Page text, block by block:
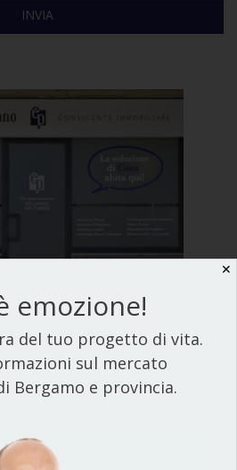
✕
emozione!
del tuo progetto di vita.
sul mercato
Bergamo e provincia.